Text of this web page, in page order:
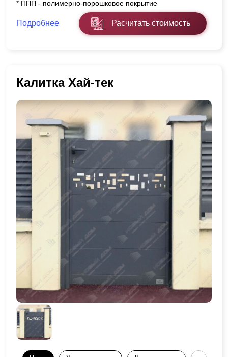
* ППП - полимерно-порошковое покрытие
Подробнее Расчитать стоимость
Калитка Хай-тек